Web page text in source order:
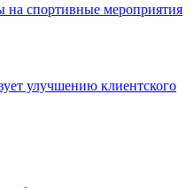
на спортивные мероприятия
улучшению клиентского